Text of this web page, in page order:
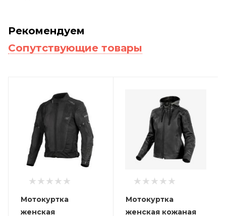
Рекомендуем
Сопутствующие товары
Мотокуртка
женская
Мотокуртка
женская кожаная